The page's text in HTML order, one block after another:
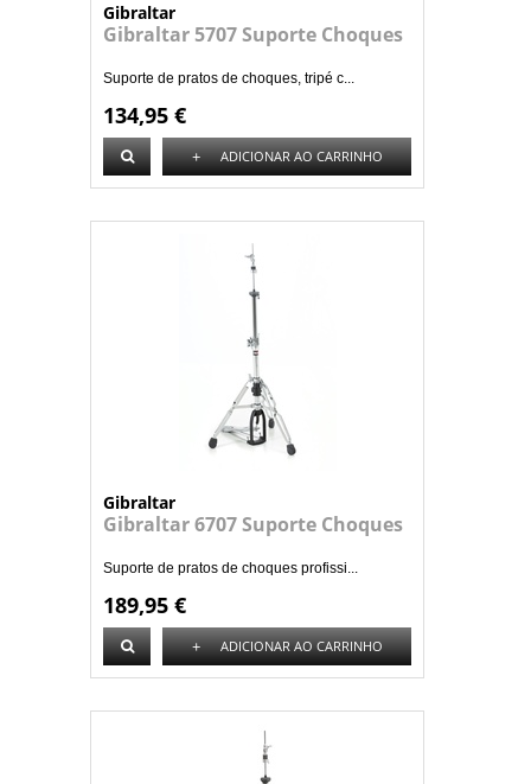
Gibraltar
Gibraltar 5707 Suporte Choques
Suporte de pratos de choques, tripé c...
134,95 €
+ ADICIONAR AO CARRINHO
Gibraltar
Gibraltar 6707 Suporte Choques
Suporte de pratos de choques profissi...
189,95 €
+ ADICIONAR AO CARRINHO